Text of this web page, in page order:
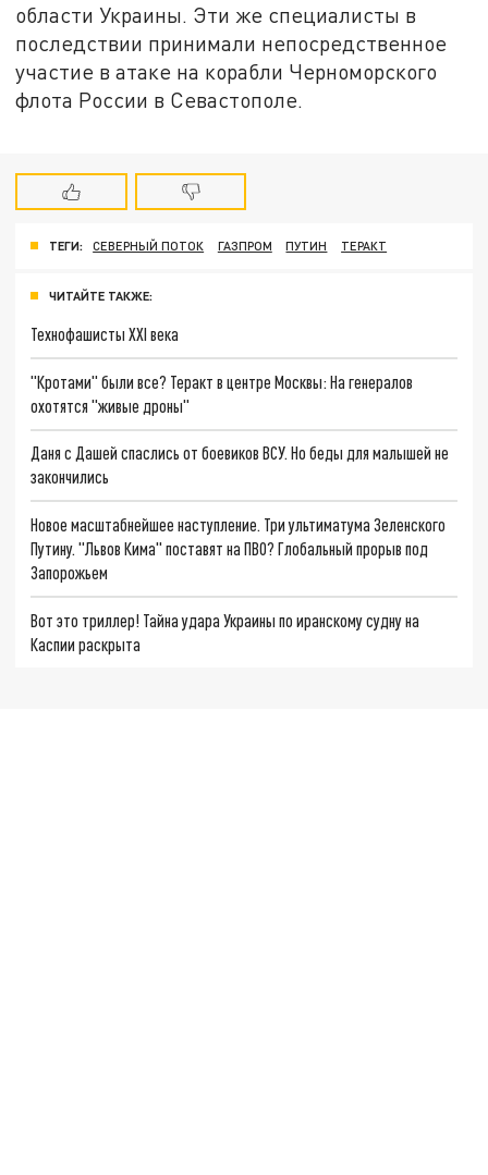
области Украины. Эти же специалисты в
последствии принимали непосредственное
участие в атаке на корабли Черноморского
флота России в Севастополе.
ТЕГИ: СЕВЕРНЫЙ ПОТОК ГАЗПРОМ ПУТИН ТЕРАКТ
ЧИТАЙТЕ ТАКЖЕ:
Технофашисты XXI века
"Кротами" были все? Теракт в центре Москвы: На генералов
охотятся "живые дроны"
Даня с Дашей спаслись от боевиков ВСУ. Но беды для малышей не
закончились
Новое масштабнейшее наступление. Три ультиматума Зеленского
Путину. "Львов Кима" поставят на ПВО? Глобальный прорыв под
Запорожьем
Вот это триллер! Тайна удара Украины по иранскому судну на
Каспии раскрыта